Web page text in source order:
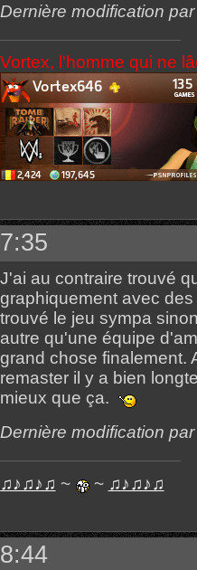
Dernière modification
Vortex, l'homme qui ne
J'ai au contraire trouvé
graphiquement avec
trouvé le jeu sympa
autre qu'une équipe
grand chose finalement.
remaster il y a bien
mieux que ça.
Dernière modification
♫♪♫♪♫ ~ ~ ♫♪♫♪♫